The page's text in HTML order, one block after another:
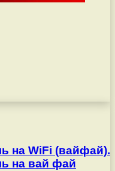
на WiFi (вайфай).
на вай фай